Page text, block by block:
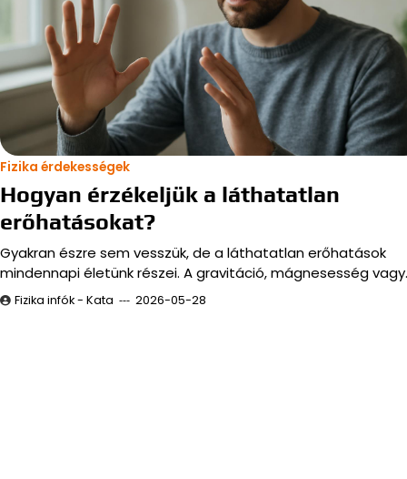
Fizika érdekességek
Hogyan érzékeljük a láthatatlan
erőhatásokat?
Gyakran észre sem vesszük, de a láthatatlan erőhatások
mindennapi életünk részei. A gravitáció, mágnesesség
Fizika infók - Kata 2026-05-28